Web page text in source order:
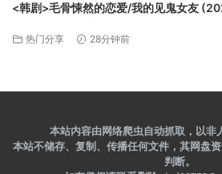
<韩剧>毛骨悚然的恋爱/我的见鬼女友
热门分享 28分钟前
本站内容由网络爬虫自动抓取，以非
本站不储存、复制、传播任何文件，其网盘
判断。